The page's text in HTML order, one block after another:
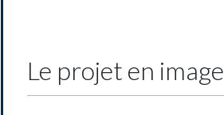
Le projet en image